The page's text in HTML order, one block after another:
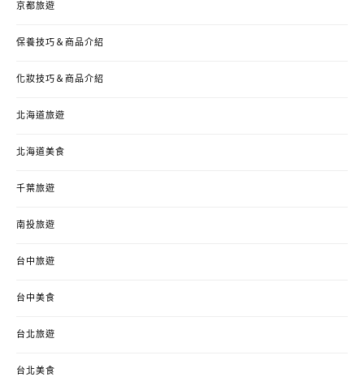
京都旅遊
保養技巧＆商品介紹
化妝技巧＆商品介紹
北海道旅遊
北海道美食
千葉旅遊
南投旅遊
台中旅遊
台中美食
台北旅遊
台北美食